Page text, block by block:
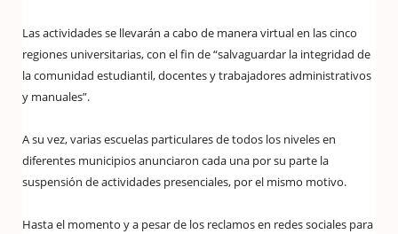
Las actividades se llevarán a cabo de manera virtual en las cinco
regiones universitarias, con el fin de “salvaguardar la integridad de
la comunidad estudiantil, docentes y trabajadores administrativos
y manuales”.
A su vez, varias escuelas particulares de todos los niveles en
diferentes municipios anunciaron cada una por su parte la
suspensión de actividades presenciales, por el mismo motivo.
Hasta el momento y a pesar de los reclamos en redes sociales para